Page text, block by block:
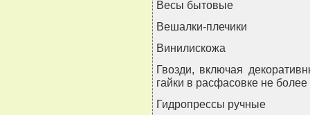
Весы бытовые
Вешалки-плечики
Винилискожа
Гвозди, включая
гайки в расфасовке не
Гидропрессы ручные